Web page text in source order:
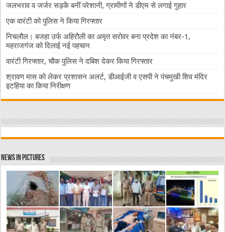
जलभराव व जर्जर सड़कें बनीं परेशानी, ग्रामीणों ने डीएम से लगाई गुहार
एक वारंटी को पुलिस ने किया गिरफ्तार
निचलौल। बजहा उर्फ अहिरौली का अमृत सरोवर बना प्रदेश का नंबर-1,
महराजगंज को दिलाई नई पहचान
वारंटी गिरफ्तार, चौक पुलिस ने दबिश देकर किया गिरफ्तार
श्रावण मास को लेकर प्रशासन अलर्ट, डीआईजी व एसपी ने पंचमुखी शिव मंदिर
इटहिया का किया निरीक्षण
News in Pictures